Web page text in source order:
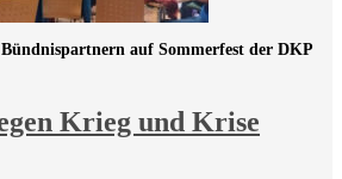
Krieg und Krise
auf Sommerfest der DKP